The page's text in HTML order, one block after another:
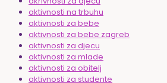
aktivnosti na trbuhu
aktivnosti za bebe
aktivnosti za bebe zagreb
aktivnosti za djecu
aktivnosti za mlade
aktivnosti za obitelj
aktivnosti za studente